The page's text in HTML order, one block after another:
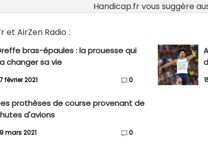
Handicap.fr vous suggère
et AirZen Radio :
bras-épaules : la prouesse qui
changer sa vie
février 2021 0
prothèses de course provenant de
d'avions
mars 2021 0